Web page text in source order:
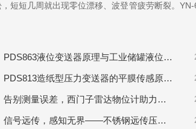
短短几周就出现零位漂移、波登管疲劳断裂。YN-
PDS863液位变送器原理与工业储罐液位测量应用
PDS813造纸型压力变送器的平膜传感原理与制浆造纸全流程应用
告别测量误差，西门子雷达物位计助力工厂自动化升级
信号远传，感知无界——不锈钢远传压力表工作原理与工业远程监测应用